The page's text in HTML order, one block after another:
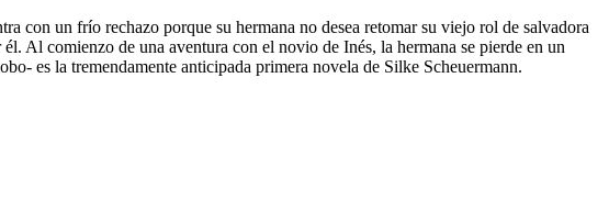
con un frío rechazo porque su hermana no desea retomar su viejo rol de salvadora
Al comienzo de una aventura con el novio de Inés, la hermana se pierde en un
es la tremendamente anticipada primera novela de Silke Scheuermann.